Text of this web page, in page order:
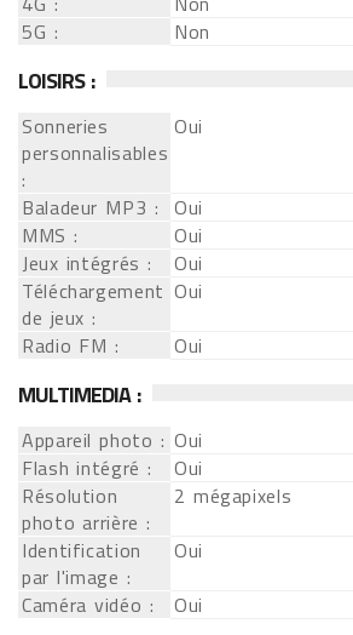
5G :
Non
LOISIRS :
Sonneries
personnalisables
:
Oui
Baladeur MP3 : Oui
MMS :
Oui
Jeux intégrés :
Oui
Téléchargement
de jeux :
Oui
Radio FM :
Oui
MULTIMEDIA :
Appareil photo : Oui
Flash intégré :
Oui
Résolution
photo arrière :
2 mégapixels
Identification
par l'image :
Oui
Caméra vidéo :
Oui